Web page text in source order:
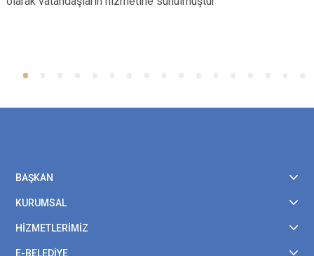
BAŞKAN
KURUMSAL
HİZMETLERİMİZ
E-BELEDİYE